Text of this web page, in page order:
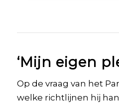
‘Mijn eigen
Op de vraag van het
welke richtlijnen hij